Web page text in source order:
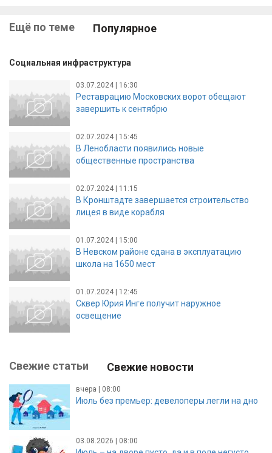
Ещё по теме Популярное
Социальная инфраструктура
03.07.2024 | 16:30
Реставрацию Московских ворот обещают
завершить к сентябрю
02.07.2024 | 15:45
В Ленобласти появились новые
общественные пространства
02.07.2024 | 11:15
В Кронштадте завершается строительство
лицея в виде корабля
01.07.2024 | 15:00
В Невском районе сдана в эксплуатацию
школа на 1650 мест
01.07.2024 | 12:45
Сквер Юрия Инге получит наружное
освещение
Свежие статьи Свежие новости
вчера | 08:00
Июль без премьер: девелоперы легли на дно
03.08.2026 | 08:00